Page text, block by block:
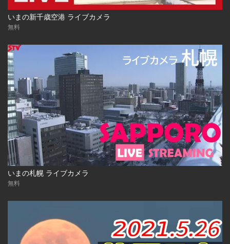
いまの新千歳空港 ライブカメラ
無料
いまの札幌 ライブカメラ
無料